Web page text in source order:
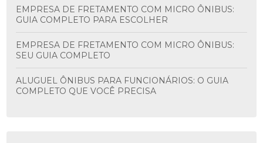
EMPRESA DE FRETAMENTO COM MICRO ÔNIBUS:
GUIA COMPLETO PARA ESCOLHER
EMPRESA DE FRETAMENTO COM MICRO ÔNIBUS:
SEU GUIA COMPLETO
ALUGUEL ÔNIBUS PARA FUNCIONÁRIOS: O GUIA
COMPLETO QUE VOCÊ PRECISA